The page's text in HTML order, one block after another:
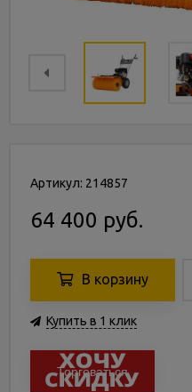
Артикул: 214857
64 400 руб.
В корзину
Купить в 1 клик
Торговаться